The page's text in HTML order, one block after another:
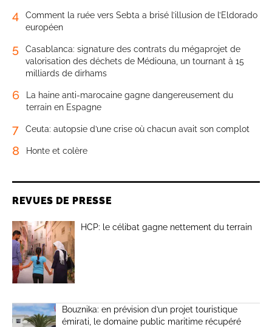
4
Comment la ruée vers Sebta a brisé l’illusion de l’Eldorado
européen
5
Casablanca: signature des contrats du mégaprojet de
valorisation des déchets de Médiouna, un tournant à 15
milliards de dirhams
6
La haine anti-marocaine gagne dangereusement du
terrain en Espagne
7 Ceuta: autopsie d’une crise où chacun avait son complot
8 Honte et colère
REVUES DE PRESSE
HCP: le célibat gagne nettement du terrain
Bouznika: en prévision d’un projet touristique
émirati, le domaine public maritime récupéré